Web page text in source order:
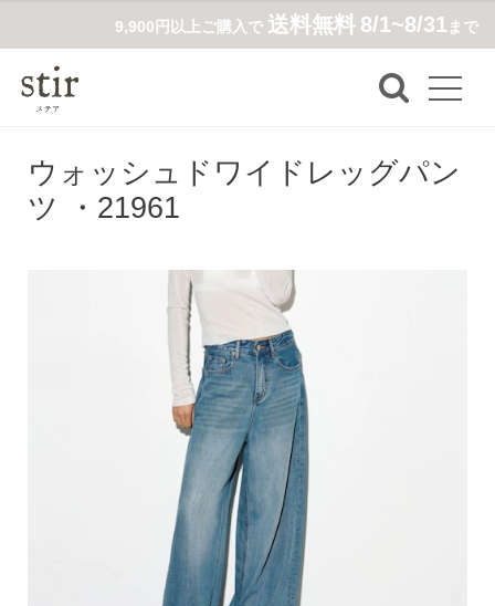
9,900円以上ご購入で 送料無料 8/1~8/31まで
ウォッシュドワイドレッグパン
ツ ・21961